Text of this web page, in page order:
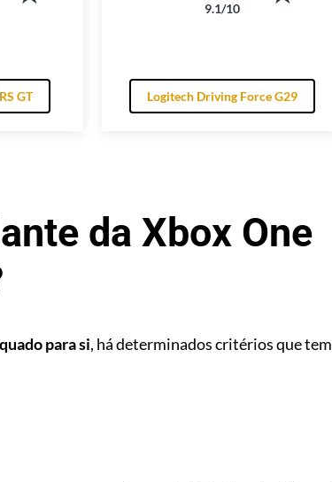
GT
9.1/10
Logitech Driving Force G29
da Xbox One
para si, há determinados critérios que tem